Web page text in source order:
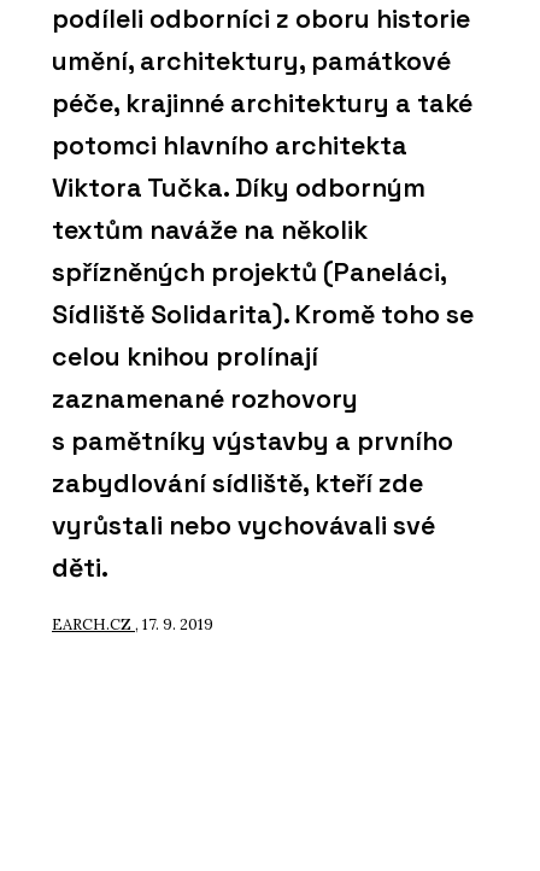
podíleli odborníci z oboru historie
umění, architektury, památkové
péče, krajinné architektury a také
potomci hlavního architekta
Viktora Tučka. Díky odborným
textům naváže na několik
spřízněných projektů (Paneláci,
Sídliště Solidarita). Kromě toho se
celou knihou prolínají
zaznamenané rozhovory
s pamětníky výstavby a prvního
zabydlování sídliště, kteří zde
vyrůstali nebo vychovávali své
děti.
EARCH.CZ , 17. 9. 2019